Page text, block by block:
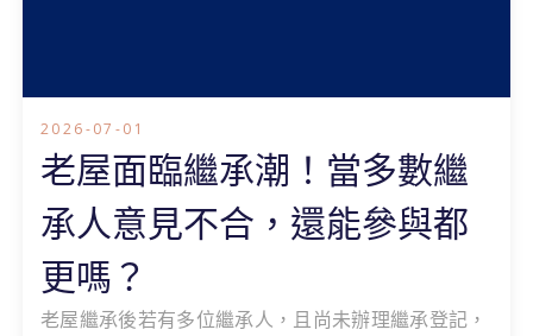
2026-07-01
老屋面臨繼承潮！當多數繼
承人意見不合，還能參與都
更嗎？
老屋繼承後若有多位繼承人，且尚未辦理繼承登記，